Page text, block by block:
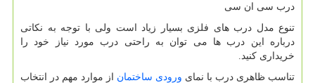
درب سی ان سی
تنوع مدل درب های فلزی بسیار زیاد است ولی با توجه به نکاتی
درباره این درب ها می توان به راحتی درب مورد نیاز خود را
خریداری کنید.
تناسب ظاهری درب با نمای ورودی ساختمان
از موارد مهم در انتخاب